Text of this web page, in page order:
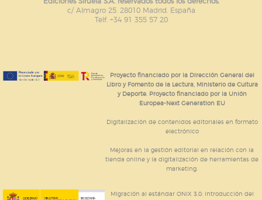
c/ Almagro 25. 28010 Madrid. España
Telf. +34 91 355 57 20
Proyecto financiado por la Dirección General del
Libro y Fomento de la Lectura, Ministerio de Cultura
y Deporte. Proyecto financiado por la Unión
Europea-Next Generation EU
Digitalización de contenidos editoriales en formato
electrónico
Mejoras en la gestión editorial en relación con la
tienda online y la digitalización de herramientas de
marketing.
Migración al estándar ONIX 3.0; introducción del